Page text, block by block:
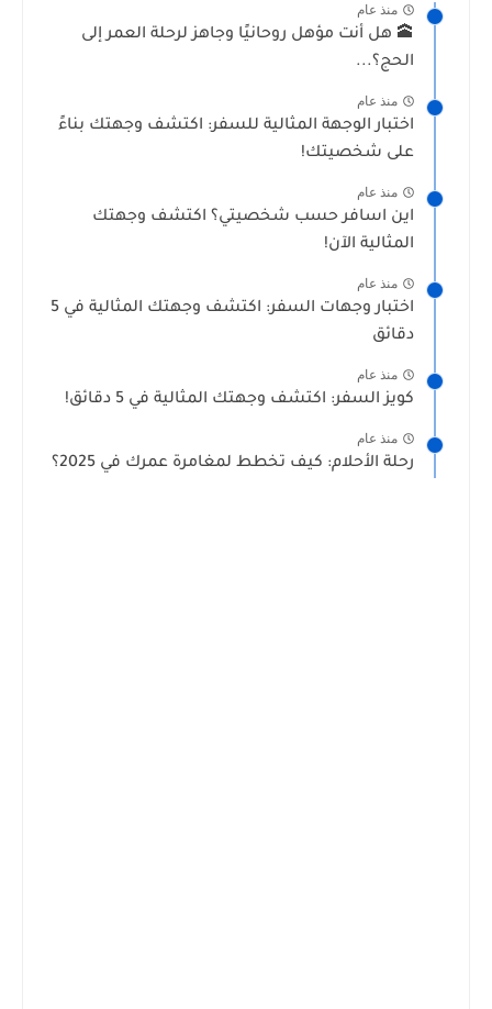
منذ عام
🕋 هل أنت مؤهل روحانيًا وجاهز لرحلة العمر إلى
الحج؟...
منذ عام
اختبار الوجهة المثالية للسفر: اكتشف وجهتك بناءً
على شخصيتك!
منذ عام
اين اسافر حسب شخصيتي؟ اكتشف وجهتك
المثالية الآن!
منذ عام
اختبار وجهات السفر: اكتشف وجهتك المثالية في 5
دقائق
منذ عام
كويز السفر: اكتشف وجهتك المثالية في 5 دقائق!
منذ عام
رحلة الأحلام: كيف تخطط لمغامرة عمرك في 2025؟